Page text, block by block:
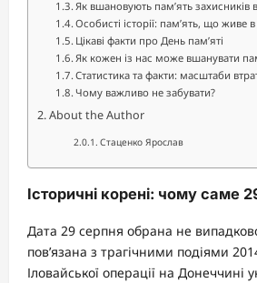
Як вшановують пам’ять захисників в
Особисті історії: пам’ять, що живе
Цікаві факти про День пам’яті
Як кожен із нас може вшанувати
Статистика та факти: масштаби
Чому важливо не забувати?
About the Author
Стаценко Ярослав
Історичні корені: чому саме
Дата 29 серпня обрана не
пов’язана з трагічними подіями
Іловайської операції на Донеччині